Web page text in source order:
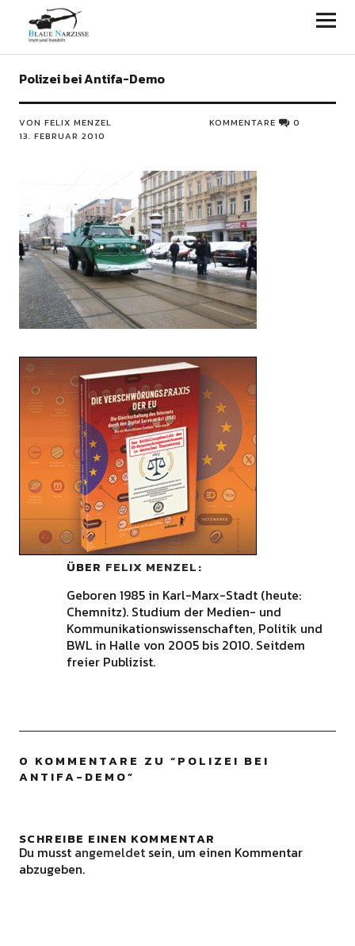
Blaue Narzisse
Polizei bei Antifa-Demo
VON FELIX MENZEL
13. FEBRUAR 2010
KOMMENTARE 0
ÜBER FELIX MENZEL
Geboren 1985 in Karl-Marx-Stadt (heute:
Chemnitz). Studium der Medien- und
Kommunikationswissenschaften, Politik und
BWL in Halle von 2005 bis 2010. Seitdem
freier Publizist.
0 KOMMENTARE ZU “POLIZEI BEI
ANTIFA-DEMO”
SCHREIBE EINEN KOMMENTAR
Du musst angemeldetsein, um einen Kommentar
abzugeben.